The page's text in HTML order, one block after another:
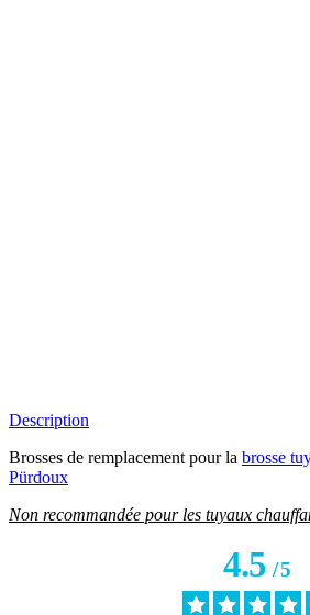
Description
Brosses de remplacement pour la brosse
Pürdoux
Non recommandée pour les tuyaux
4.5/5